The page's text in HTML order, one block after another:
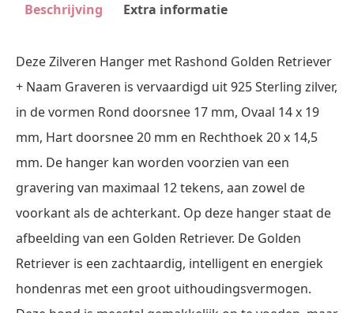
aantal
Beschrijving Extra informatie
Deze Zilveren Hanger met Rashond Golden Retriever
+ Naam Graveren is vervaardigd uit 925 Sterling zilver,
in de vormen Rond doorsnee 17 mm, Ovaal 14 x 19
mm, Hart doorsnee 20 mm en Rechthoek 20 x 14,5
mm. De hanger kan worden voorzien van een
gravering van maximaal 12 tekens, aan zowel de
voorkant als de achterkant. Op deze hanger staat de
afbeelding van een Golden Retriever. De Golden
Retriever is een zachtaardig, intelligent en energiek
hondenras met een groot uithoudingsvermogen.